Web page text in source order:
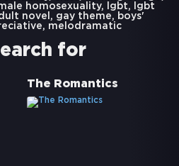
homosexuality, lgbt,
lgbt
novel , gay theme, boys'
, melodramatic
for
The Romantics